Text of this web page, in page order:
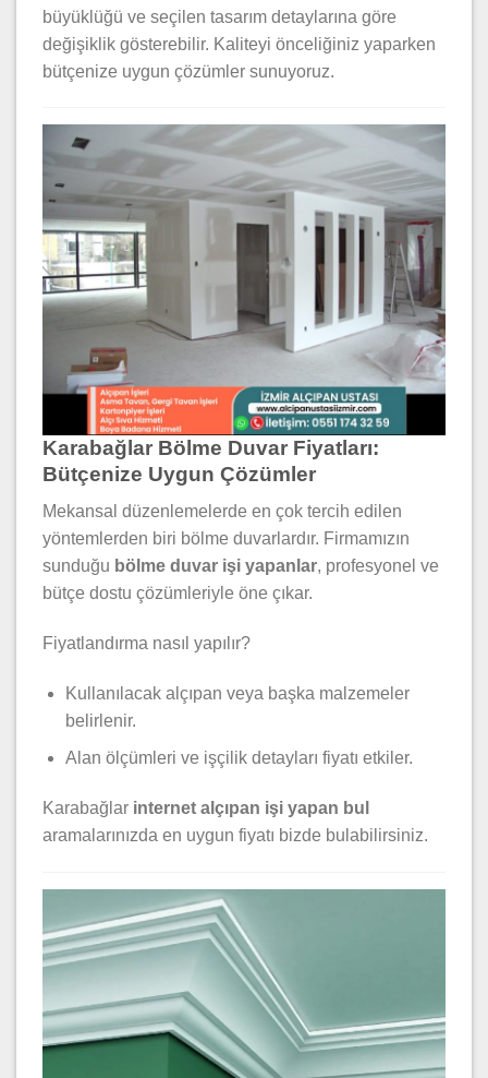
büyüklüğü ve seçilen tasarım detaylarına göre
değişiklik gösterebilir. Kaliteyi önceliğiniz yaparken
bütçenize uygun çözümler sunuyoruz.
Karabağlar Bölme Duvar Fiyatları:
Bütçenize Uygun Çözümler
Mekansal düzenlemelerde en çok tercih edilen
yöntemlerden biri bölme duvarlardır. Firmamızın
sunduğu bölme duvar işi yapanlar, profesyonel ve
bütçe dostu çözümleriyle öne çıkar.
Fiyatlandırma nasıl yapılır?
Kullanılacak alçıpan veya başka malzemeler
belirlenir.
Alan ölçümleri ve işçilik detayları fiyatı etkiler.
Karabağlar internet alçıpan işi yapan bul
aramalarınızda en uygun fiyatı bizde bulabilirsiniz.